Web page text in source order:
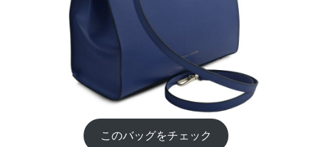
このバッグをチェック